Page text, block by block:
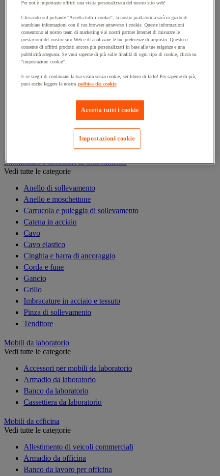
Cilindro idraulico
Cric
Elevatori di merci
Gru
Gru a portale da officina
Gru idraulica da officina
Magnete di sollevamento
Paranco di sollevamento
Rampa di sollevamento e cuneo per ruota
Supporto di sicurezza
Imbracatura e accessori di sollevamento
Vedi tutte le categorie
Anello di sollevamento
Anello e moschettone
Carrucola e puleggia di sollevamento
Catena in acciaio
Cavo
Cavo elastico
Cinghia e barra di ancoraggio
Corda e fune
Gancio
Grillo
Imbracature in acciaio e tessuto
Pinza di sollevamento
Tenditore
Mobili da laboratorio
Vedi tutte le categorie
Accessori per mobili da laboratorio
Armadio da laboratorio
Banco da laboratorio
Cassettiera da laboratorio
Mobili da officina
Vedi tutte le categorie
Allestimento di veicoli commerciali
Armadio da officina
Banco da lavoro per officina
Per noi è importante offrirti una visita personalizzata del nostro sito web!
Cliccando sul pulsante "Accetta tutti i cookie", la nostra piattaforma sarà in grado di
scambiare informazioni con il tuo browser attraverso i cookie. Queste informazioni
consentono al nostro team di marketing e ai nostri partner Internet di misurare le
prestazioni del nostro sito Web e di analizzare le tue preferenze di acquisto. Questo ci
consente di offrirti prodotti ancora più personalizzati in base alle tue esigenze e una
pubblicità adeguata. Se vuoi saperne di più sulle finalità di ogni tipo di cookie, clicca su
"impostazioni cookie".
E se scegli di continuare la tua visita senza cookie, sei libero di farlo! Per saperne di più,
puoi anche leggere la nostra politica dei cookie
Accetta tutti i cookie
Impostazioni cookie